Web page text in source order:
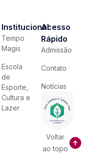
Institucional
Tempo
Magis
Escola
de
Esporte,
Cultura e
Lazer
Acesso
Rápido
Admissão
Contato
Notícias
Voltar
ao topo